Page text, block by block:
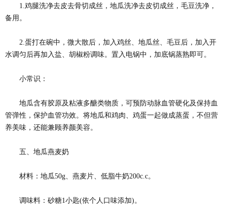
1.鸡腿洗净去皮去骨切成丝，地瓜洗净去皮切成丝，毛豆洗净，
备用。
2.蛋打在碗中，微大散后，加入鸡丝、地瓜丝、毛豆后，加入开
水调匀后再加入盐、胡椒粉调味。置入电锅中，加底锅蒸熟即可。
小常识：
地瓜含有胶原及粘液多醣类物质，可预防动脉血管硬化及保持血
管弹性，保护血管功效。将地瓜和鸡肉、鸡蛋一起做成蒸蛋，不但营
养美味，还能兼顾养颜美容。
五、地瓜燕麦奶
材料：地瓜50g、燕麦片、低脂牛奶200c.c。
调味料：砂糖1小匙(依个人口味添加)。